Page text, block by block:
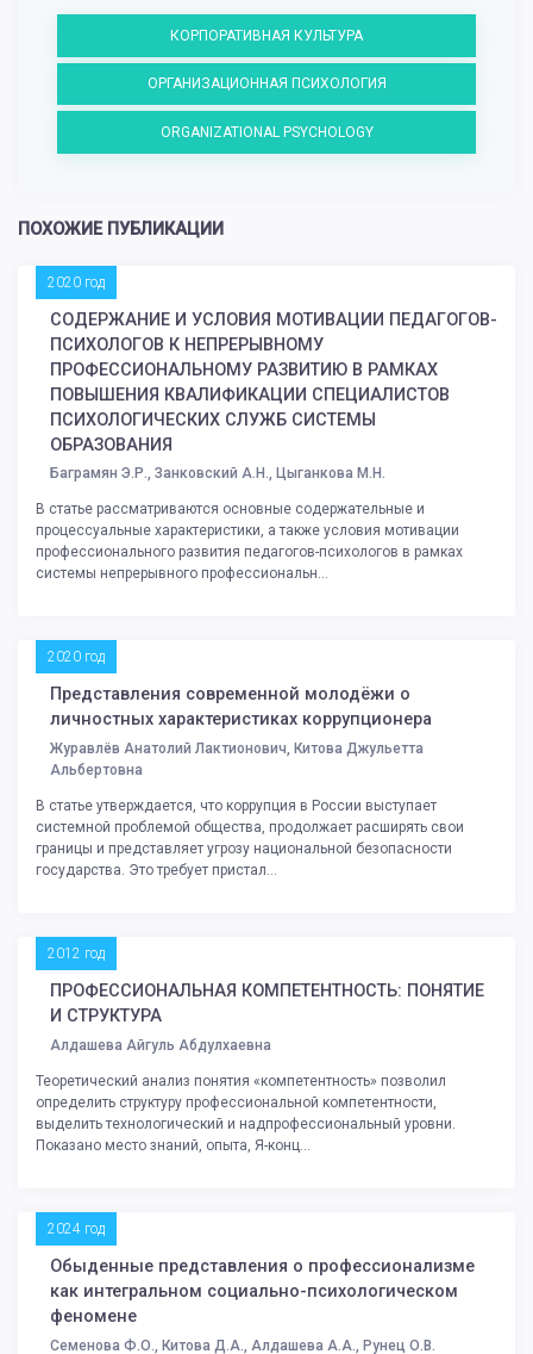
КОРПОРАТИВНАЯ КУЛЬТУРА
ОРГАНИЗАЦИОННАЯ ПСИХОЛОГИЯ
ORGANIZATIONAL PSYCHOLOGY
ПОХОЖИЕ ПУБЛИКАЦИИ
2020 год
СОДЕРЖАНИЕ И УСЛОВИЯ МОТИВАЦИИ ПЕДАГОГОВ-
ПСИХОЛОГОВ К НЕПРЕРЫВНОМУ
ПРОФЕССИОНАЛЬНОМУ РАЗВИТИЮ В РАМКАХ
ПОВЫШЕНИЯ КВАЛИФИКАЦИИ СПЕЦИАЛИСТОВ
ПСИХОЛОГИЧЕСКИХ СЛУЖБ СИСТЕМЫ
ОБРАЗОВАНИЯ
Баграмян Э.Р., Занковский А.Н., Цыганкова М.Н.
В статье рассматриваются основные содержательные и
процессуальные характеристики, а также условия мотивации
профессионального развития педагогов-психологов в рамках
системы непрерывного профессиональн...
2020 год
Представления современной молодёжи о
личностных характеристиках коррупционера
Журавлёв Анатолий Лактионович, Китова Джульетта
Альбертовна
В статье утверждается, что коррупция в России выступает
системной проблемой общества, продолжает расширять свои
границы и представляет угрозу национальной безопасности
государства. Это требует пристал...
2012 год
ПРОФЕССИОНАЛЬНАЯ КОМПЕТЕНТНОСТЬ: ПОНЯТИЕ
И СТРУКТУРА
Алдашева Айгуль Абдулхаевна
Теоретический анализ понятия «компетентность» позволил
определить структуру профессиональной компетентности,
выделить технологический и надпрофессиональный уровни.
Показано место знаний, опыта, Я-конц...
2024 год
Обыденные представления о профессионализме
как интегральном социально-психологическом
феномене
Семенова Ф.О., Китова Д.А., Алдашева А.А., Рунец О.В.